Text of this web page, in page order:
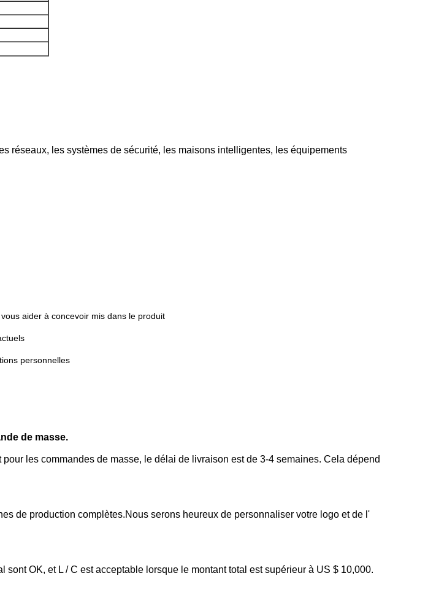
réseaux, les systèmes de sécurité, les maisons intelligentes, les équipements
aider à concevoir mis dans le produit
personnelles
de masse.
les commandes de masse, le délai de livraison est de 3-4 semaines. Cela dépend
de production complètes.Nous serons heureux de personnaliser votre logo et de l'
OK, et L / C est acceptable lorsque le montant total est supérieur à US $ 10,000.